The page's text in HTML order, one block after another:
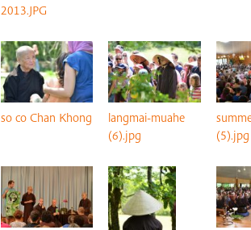
2013.JPG
so co Chan Khong
langmai-muahe
(6).jpg
(5).jpg